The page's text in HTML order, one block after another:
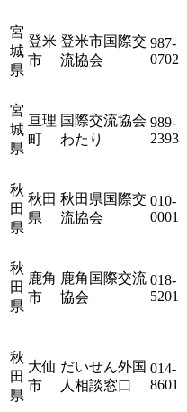
宮
城
県
登米
市
登米市国際交
流協会
987-
0702
宮
城
県
亘理
町
国際交流協会
わたり
989-
2393
秋
田
県
秋田
県
秋田県国際交
流協会
010-
0001
秋
田
県
鹿角
市
鹿角国際交流
協会
018-
5201
秋
田
県
大仙
市
だいせん外国
人相談窓口
014-
8601